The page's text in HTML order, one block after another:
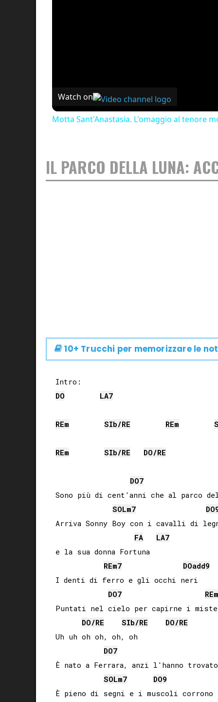
Watch on
Motta Sant'Anastasia. L'omaggio al tenore
IL PARCO DELLA LUNA:
10+ Trucchi per memorizzare le
DO
LA7
REm SIb/RE REm
REm SIb/RE DO/RE
DO7
Sono più di cent'anni che al parco
SOLm7 DO
Arriva Sonny Boy con i cavalli di
FA
LA7
e la sua donna Fortuna
REm7 DOadd9
I denti di ferro e gli occhi neri
DO7 REm
Puntati nel cielo per capirne i
DO/RE SIb/RE DO/RE
Uh uh oh oh, oh, oh
DO7
È nato a Ferrara, anzi l'hanno
SOLm7 DO9